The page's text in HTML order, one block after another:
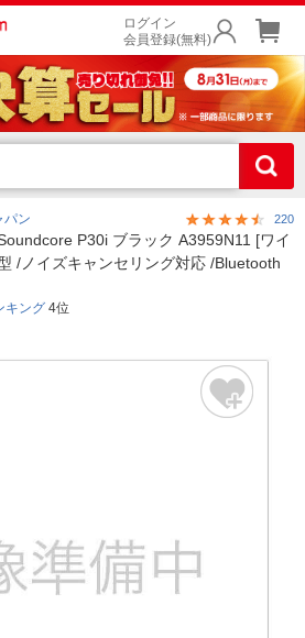
ログイン
会員登録(無料)
パン 220
P30i ブラック A3959N11 [ワイ
/ノイズキャンセリング対応 /Bluetooth
キング 4位